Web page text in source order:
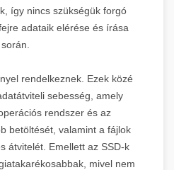
így nincs szükségük forgó
adataik elérése és írása
során.
rendelkeznek. Ezek közé
sebesség, amely
rendszer és az
betöltését, valamint a fájlok
átvitelét. Emellett az SSD-k
mivel nem